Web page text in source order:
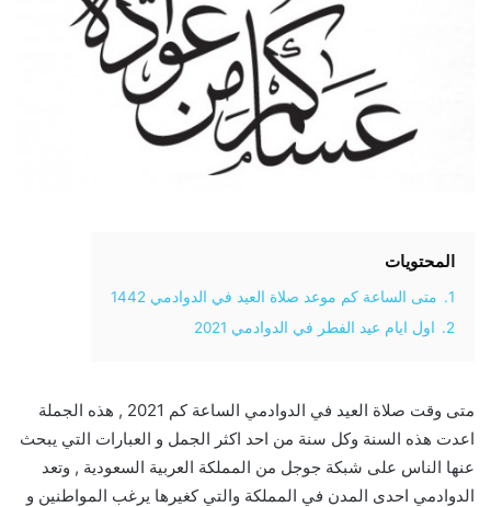
المحتويات
1.
متى الساعة كم موعد صلاة العيد في الدوادمي 1442
2.
اول ايام عيد الفطر في الدوادمي 2021
متى وقت صلاة العيد في الدوادمي الساعة كم 2021 , هذه الجملة
اعدت هذه السنة وكل سنة من احد اكثر الجمل و العبارات التي يبحث
عنها الناس على شبكة جوجل من المملكة العربية السعودية , وتعد
الدوادمي احدى المدن في المملكة والتي كغيرها يرغب المواطنين و